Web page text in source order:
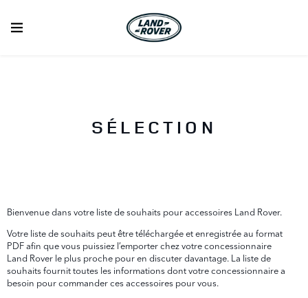
SÉLECTION
Bienvenue dans votre liste de souhaits pour accessoires Land Rover.
Votre liste de souhaits peut être téléchargée et enregistrée au format
PDF afin que vous puissiez l’emporter chez votre concessionnaire
Land Rover le plus proche pour en discuter davantage. La liste de
souhaits fournit toutes les informations dont votre concessionnaire a
besoin pour commander ces accessoires pour vous.